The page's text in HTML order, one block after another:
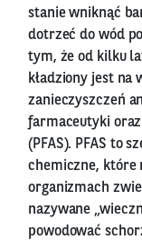
stanie wniknąć
dotrzeć do wód
tym, że od kilku
kładziony jest
zanieczyszczeń
farmaceutyki
(PFAS). PFAS to
chemiczne, które
organizmach
nazywane
powodować